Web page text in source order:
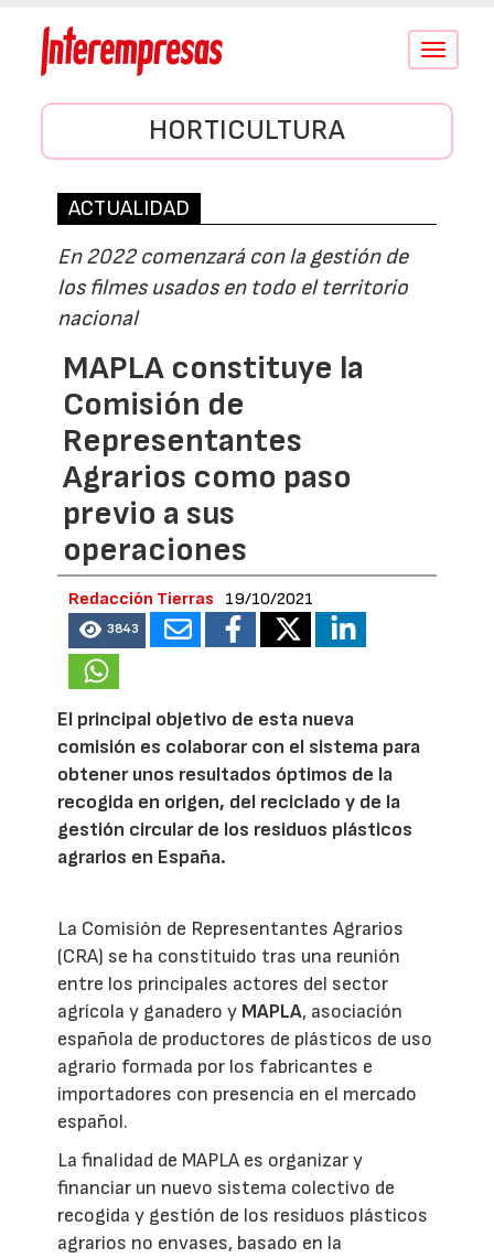
Conmutar
HORTICULTURA
ACTUALIDAD
En 2022 comenzará con la gestión de
los filmes usados en todo el territorio
nacional
MAPLA constituye la
Comisión de
Representantes
Agrarios como paso
previo a sus
operaciones
Redacción Tierras 19/10/2021
3843
El principal objetivo de esta nueva
comisión es colaborar con el sistema para
obtener unos resultados óptimos de la
recogida en origen, del reciclado y de la
gestión circular de los residuos plásticos
agrarios en España.
La Comisión de Representantes Agrarios
(CRA) se ha constituido tras una reunión
entre los principales actores del sector
agrícola y ganadero y MAPLA, asociación
española de productores de plásticos de uso
agrario formada por los fabricantes e
importadores con presencia en el mercado
español.
La finalidad de MAPLA es organizar y
financiar un nuevo sistema colectivo de
recogida y gestión de los residuos plásticos
agrarios no envases, basado en la